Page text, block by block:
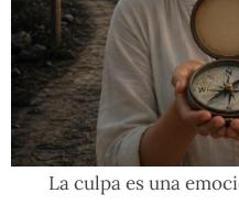
La culpa es una